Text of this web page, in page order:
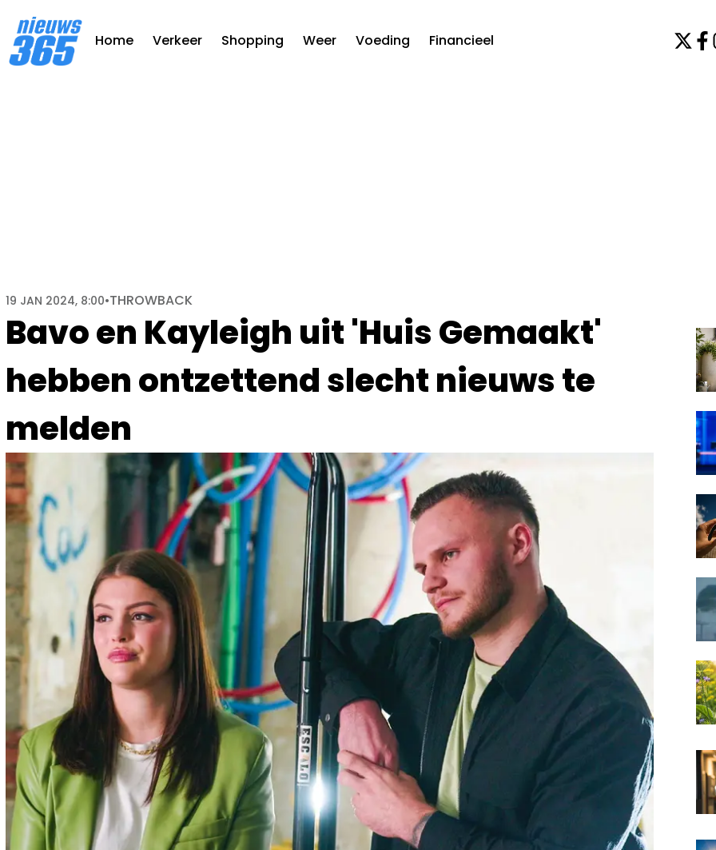
Home Verkeer Shopping Weer Voeding Financieel
Bavo en Kayleigh uit 'Huis Gemaakt'
hebben ontzettend slecht nieuws te
melden
19 JAN 2024, 8:00•THROWBACK